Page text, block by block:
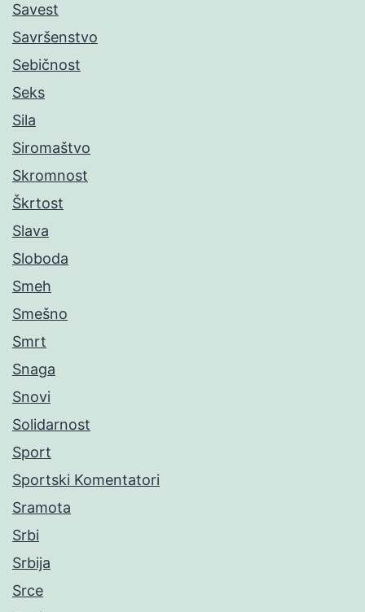
Savest
Savršenstvo
Sebičnost
Seks
Sila
Siromaštvo
Skromnost
Škrtost
Slava
Sloboda
Smeh
Smešno
Smrt
Snaga
Snovi
Solidarnost
Sport
Sportski Komentatori
Sramota
Srbi
Srbija
Srce